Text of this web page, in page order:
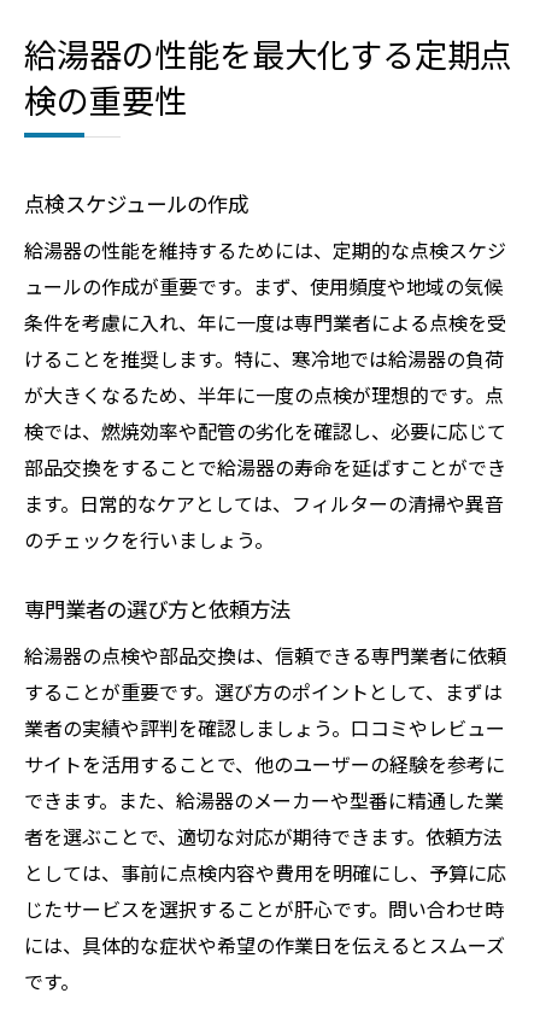
給湯器の性能を最大化する定期点
検の重要性
点検スケジュールの作成
給湯器の性能を維持するためには、定期的な点検スケジ
ュールの作成が重要です。まず、使用頻度や地域の気候
条件を考慮に入れ、年に一度は専門業者による点検を受
けることを推奨します。特に、寒冷地では給湯器の負荷
が大きくなるため、半年に一度の点検が理想的です。点
検では、燃焼効率や配管の劣化を確認し、必要に応じて
部品交換をすることで給湯器の寿命を延ばすことができ
ます。日常的なケアとしては、フィルターの清掃や異音
のチェックを行いましょう。
専門業者の選び方と依頼方法
給湯器の点検や部品交換は、信頼できる専門業者に依頼
することが重要です。選び方のポイントとして、まずは
業者の実績や評判を確認しましょう。口コミやレビュー
サイトを活用することで、他のユーザーの経験を参考に
できます。また、給湯器のメーカーや型番に精通した業
者を選ぶことで、適切な対応が期待できます。依頼方法
としては、事前に点検内容や費用を明確にし、予算に応
じたサービスを選択することが肝心です。問い合わせ時
には、具体的な症状や希望の作業日を伝えるとスムーズ
です。